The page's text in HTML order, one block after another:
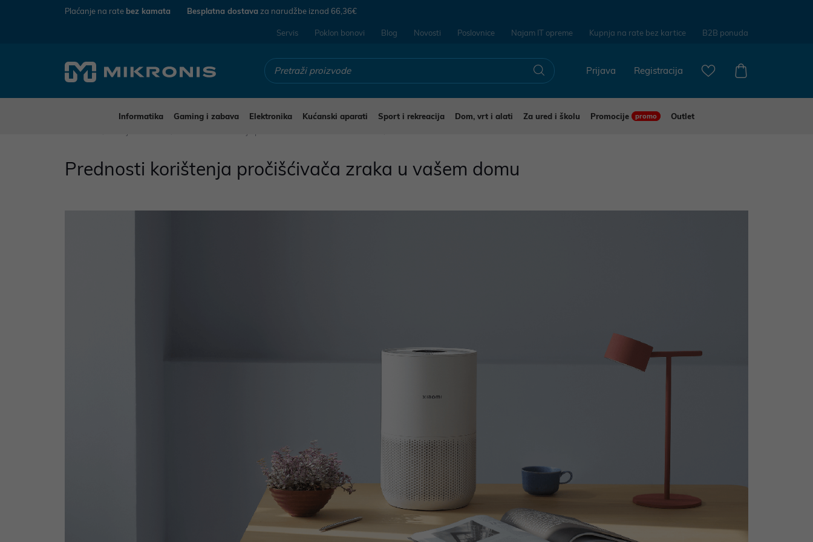
Plaćanje na rate bez kamata Besplatna dostava za narudžbe iznad 66,36€
Servis Poklon bonovi Blog Novosti Poslovnice Najam IT opreme Kupnja na rate bez kartice B2B ponuda
Registracija
Prijava
Informatika Gaming i zabava Elektronika Kućanski aparati Sport i rekreacija Dom, vrt i alati Za ured i školu Promocije promo
Outlet
Prednosti korištenja pročišćivača zraka u vašem domu